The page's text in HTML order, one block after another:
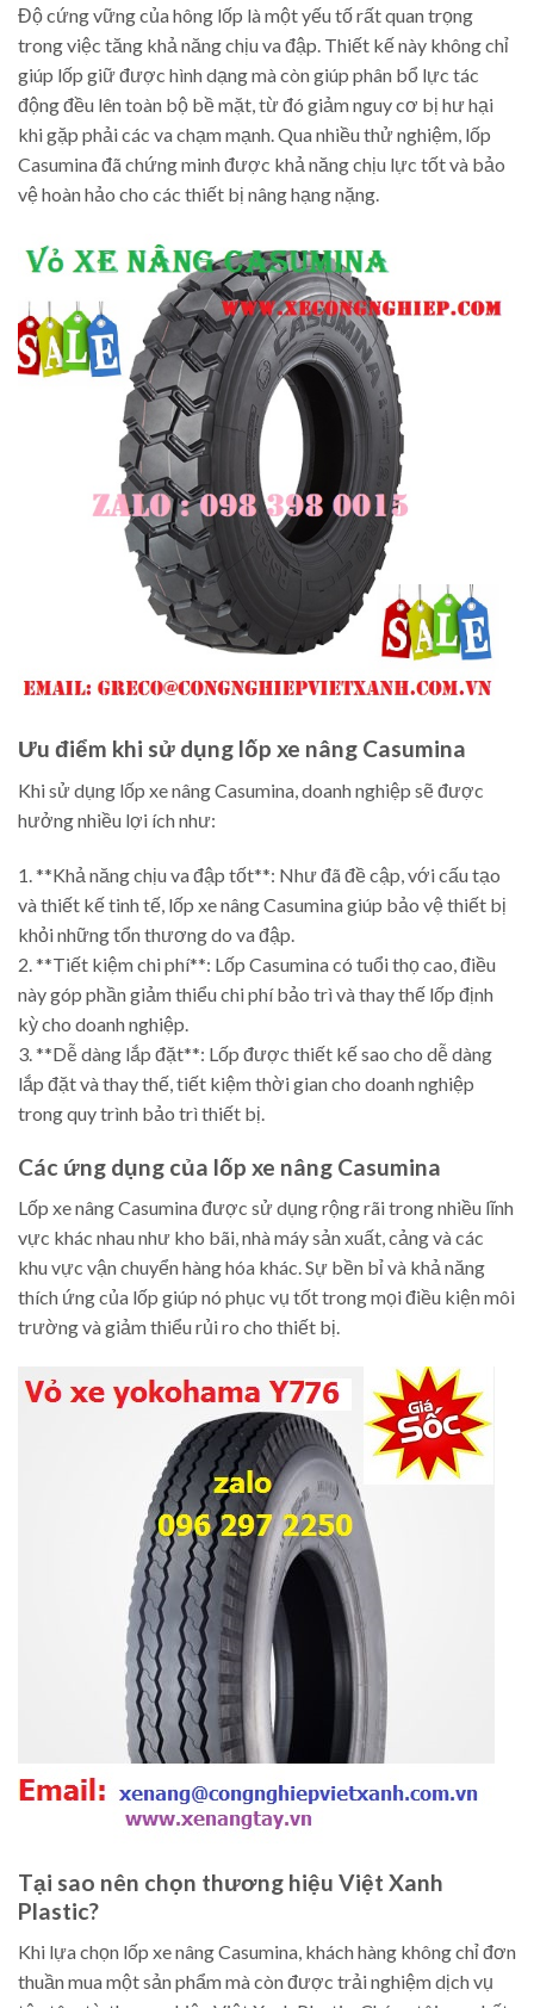
Độ cứng vững của hông lốp là một yếu tố rất quan trọng
trong việc tăng khả năng chịu va đập. Thiết kế này không chỉ
giúp lốp giữ được hình dạng mà còn giúp phân bổ lực tác
động đều lên toàn bộ bề mặt, từ đó giảm nguy cơ bị hư hại
khi gặp phải các va chạm mạnh. Qua nhiều thử nghiệm, lốp
Casumina đã chứng minh được khả năng chịu lực tốt và bảo
vệ hoàn hảo cho các thiết bị nâng hạng nặng.
Ưu điểm khi sử dụng lốp xe nâng Casumina
Khi sử dụng lốp xe nâng Casumina, doanh nghiệp sẽ được
hưởng nhiều lợi ích như:
1. **Khả năng chịu va đập tốt**: Như đã đề cập, với cấu tạo
và thiết kế tinh tế, lốp xe nâng Casumina giúp bảo vệ thiết bị
khỏi những tổn thương do va đập.
2. **Tiết kiệm chi phí**: Lốp Casumina có tuổi thọ cao, điều
này góp phần giảm thiểu chi phí bảo trì và thay thế lốp định
kỳ cho doanh nghiệp.
3. **Dễ dàng lắp đặt**: Lốp được thiết kế sao cho dễ dàng
lắp đặt và thay thế, tiết kiệm thời gian cho doanh nghiệp
trong quy trình bảo trì thiết bị.
Các ứng dụng của lốp xe nâng Casumina
Lốp xe nâng Casumina được sử dụng rộng rãi trong nhiều lĩnh
vực khác nhau như kho bãi, nhà máy sản xuất, cảng và các
khu vực vận chuyển hàng hóa khác. Sự bền bỉ và khả năng
thích ứng của lốp giúp nó phục vụ tốt trong mọi điều kiện môi
trường và giảm thiểu rủi ro cho thiết bị.
Tại sao nên chọn thương hiệu Việt Xanh
Plastic?
Khi lựa chọn lốp xe nâng Casumina, khách hàng không chỉ đơn
thuần mua một sản phẩm mà còn được trải nghiệm dịch vụ